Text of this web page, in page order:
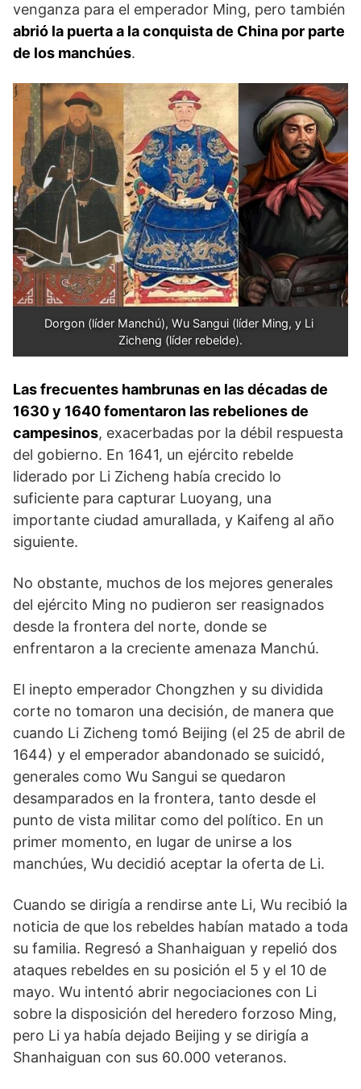
venganza para el emperador Ming, pero también
abrió la puerta a la conquista de China por parte
de los manchúes.
Dorgon (líder Manchú), Wu Sangui (líder Ming, y Li
Zicheng (líder rebelde).
Las frecuentes hambrunas en las décadas de
1630 y 1640 fomentaron las rebeliones de
campesinos, exacerbadas por la débil respuesta
del gobierno. En 1641, un ejército rebelde
liderado por Li Zicheng había crecido lo
suficiente para capturar Luoyang, una
importante ciudad amurallada, y Kaifeng al año
siguiente.
No obstante, muchos de los mejores ge­nerales
del ejército Ming no pudieron ser reasignados
desde la frontera del norte, donde se
enfrentaron a la creciente amenaza Manchú.
El inepto emperador Chongzhen y su dividida
corte no tomaron una de­cisión, de manera que
cuando Li Zicheng tomó Beijing (el 25 de abril de
1644) y el emperador abandonado se suicidó,
generales como Wu Sangui se quedaron
desamparados en la frontera, tanto desde el
punto de vista militar como del político. En un
primer momento, en lugar de unirse a los
manchúes, Wu decidió acep­tar la oferta de Li.
Cuando se dirigía a rendirse ante Li, Wu recibió la
noticia de que los rebeldes habían matado a toda
su familia. Regresó a Shanhaiguan y repelió dos
ataques rebeldes en su posición el 5 y el 10 de
mayo. Wu in­tentó abrir negociaciones con Li
sobre la disposición del heredero forzoso Ming,
pero Li ya había dejado Beijing y se dirigía a
Shanhaiguan con sus 60.000 ve­teranos.